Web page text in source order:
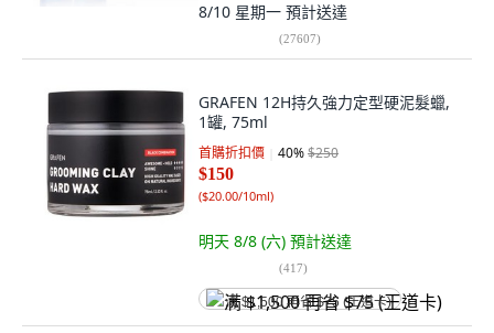
8/10 星期一 預計送達
(27607)
GRAFEN 12H持久強力定型硬泥髮蠟,
1罐, 75ml
首購折扣價 40%$250
$150
($20.00/10ml)
明天 8/8 (六) 預計送達
(417)
满 $1,500 再省 $75 (王道卡)